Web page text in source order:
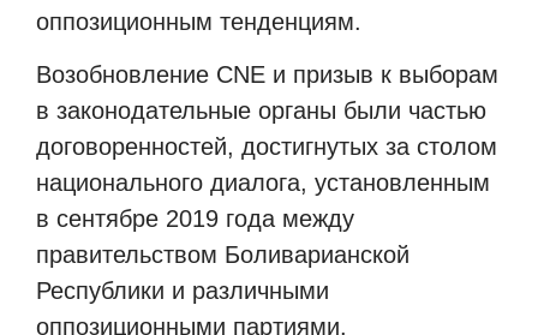
оппозиционным тенденциям.
Возобновление CNE и призыв к выборам
в законодательные органы были частью
договоренностей, достигнутых за столом
национального диалога, установленным
в сентябре 2019 года между
правительством Боливарианской
Республики и различными
оппозиционными партиями.